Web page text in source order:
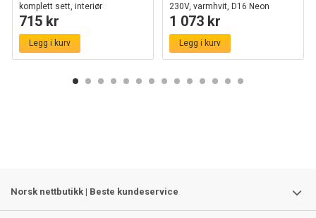
komplett sett, interiør
715 kr
Legg i kurv
230V, varmhvit, D16 Neon
komplett sett
1 073 kr
Legg i kurv
Norsk nettbutikk | Beste kundeservice